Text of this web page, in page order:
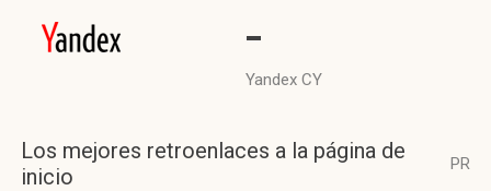
-
Yandex CY
Los mejores retroenlaces a la página de
inicio
PR